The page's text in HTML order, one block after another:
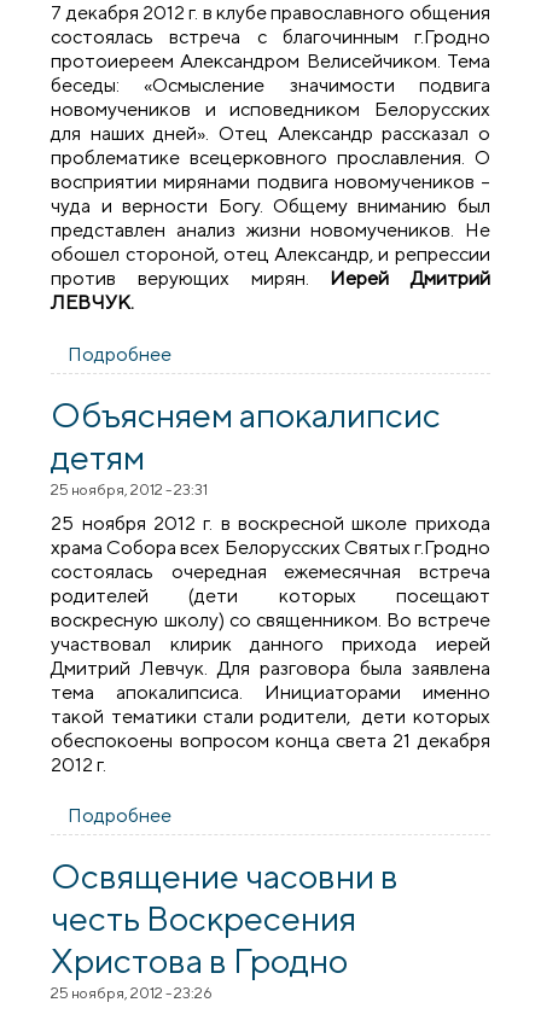
7 декабря 2012 г. в клубе православного общения
состоялась встреча с благочинным г.Гродно
протоиереем Александром Велисейчиком. Тема
беседы: «Осмысление значимости подвига
новомучеников и исповедником Белорусских
для наших дней». Отец Александр рассказал о
проблематике всецерковного прославления. О
восприятии мирянами подвига новомучеников –
чуда и верности Богу. Общему вниманию был
представлен анализ жизни новомучеников. Не
обошел стороной, отец Александр, и репрессии
против верующих мирян. Иерей Дмитрий
ЛЕВЧУК.
Подробнее
православного общения
Объясняем апокалипсис
детям
25 ноября, 2012 - 23:31
25 ноября 2012 г. в воскресной школе прихода
храма Собора всех Белорусских Святых г.Гродно
состоялась очередная ежемесячная встреча
родителей (дети которых посещают
воскресную школу) со священником. Во встрече
участвовал клирик данного прихода иерей
Дмитрий Левчук. Для разговора была заявлена
тема апокалипсиса. Инициаторами именно
такой тематики стали родители, дети которых
обеспокоены вопросом конца света 21 декабря
2012 г.
Подробнее
Освящение часовни в
честь Воскресения
Христова в Гродно
25 ноября, 2012 - 23:26